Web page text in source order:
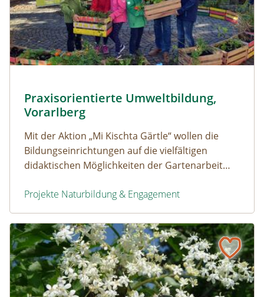
Naturerfolg: Praxisorientierte Umweltbildung,
Praxisorientierte Umweltbildung,
Vorarlberg
Mit der Aktion „Mi Kischta Gärtle“ wollen die
Bildungseinrichtungen auf die vielfältigen
didaktischen Möglichkeiten der Gartenarbeit
Projekte Naturbildung & Engagement
Praxisorientierte Umweltbildung, Vorarlberg
Naturerfolg: Biodiversitätsmonitoring mit LandwirtInnen